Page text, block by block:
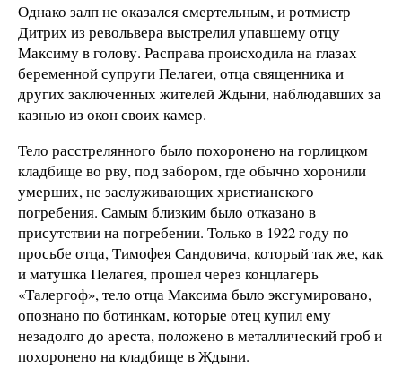
Однако залп не оказался смертельным, и ротмистр
Дитрих из револьвера выстрелил упавшему отцу
Максиму в голову. Расправа происходила на глазах
беременной супруги Пелагеи, отца священника и
других заключенных жителей Ждыни, наблюдавших за
казнью из окон своих камер.
Тело расстрелянного было похоронено на горлицком
кладбище во рву, под забором, где обычно хоронили
умерших, не заслуживающих христианского
погребения. Самым близким было отказано в
присутствии на погребении. Только в 1922 году по
просьбе отца, Тимофея Сандовича, который так же, как
и матушка Пелагея, прошел через концлагерь
«Талергоф», тело отца Максима было эксгумировано,
опознано по ботинкам, которые отец купил ему
незадолго до ареста, положено в металлический гроб и
похоронено на кладбище в Ждыни.